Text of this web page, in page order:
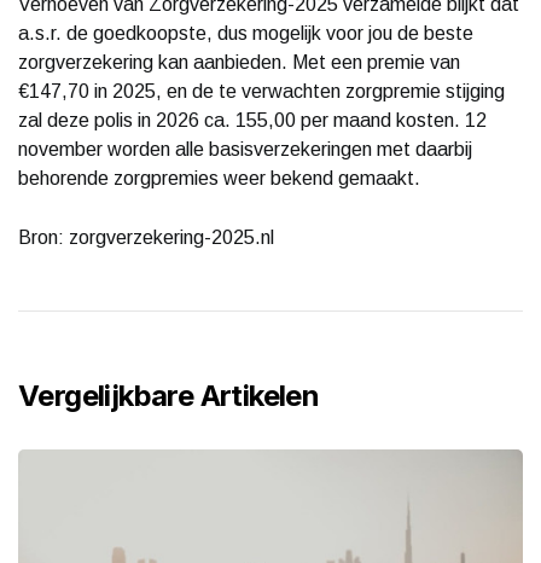
a.s.r. de goedkoopste, dus mogelijk voor jou de beste
zorgverzekering kan aanbieden. Met een premie van
€147,70 in 2025, en de te verwachten zorgpremie stijging
zal deze polis in 2026 ca. 155,00 per maand kosten. 12
november worden alle basisverzekeringen met daarbij
behorende zorgpremies weer bekend gemaakt.
Bron: zorgverzekering-2025.nl
Vergelijkbare Artikelen